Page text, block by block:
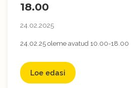
18.00
24.02.2025
24.02.25 oleme avatud 10.00-18.00
Loe edasi